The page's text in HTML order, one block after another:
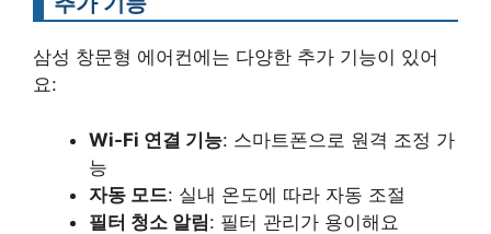
삼성 창문형 에어컨에는 다양한 추가 기능이 있어
요:
Wi-Fi 연결 기능: 스마트폰으로 원격 조정 가
능
자동 모드: 실내 온도에 따라 자동 조절
필터 청소 알림: 필터 관리가 용이해요